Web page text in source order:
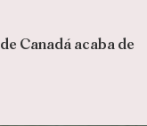
Canadá acaba de